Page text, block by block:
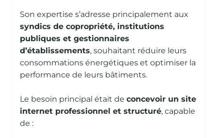
Son expertise s’adresse principalement aux
syndics de copropriété, institutions
publiques et gestionnaires
d’établissements, souhaitant réduire leurs
consommations énergétiques et optimiser la
performance de leurs bâtiments.
Le besoin principal était de concevoir un site
internet professionnel et structuré, capable
de :